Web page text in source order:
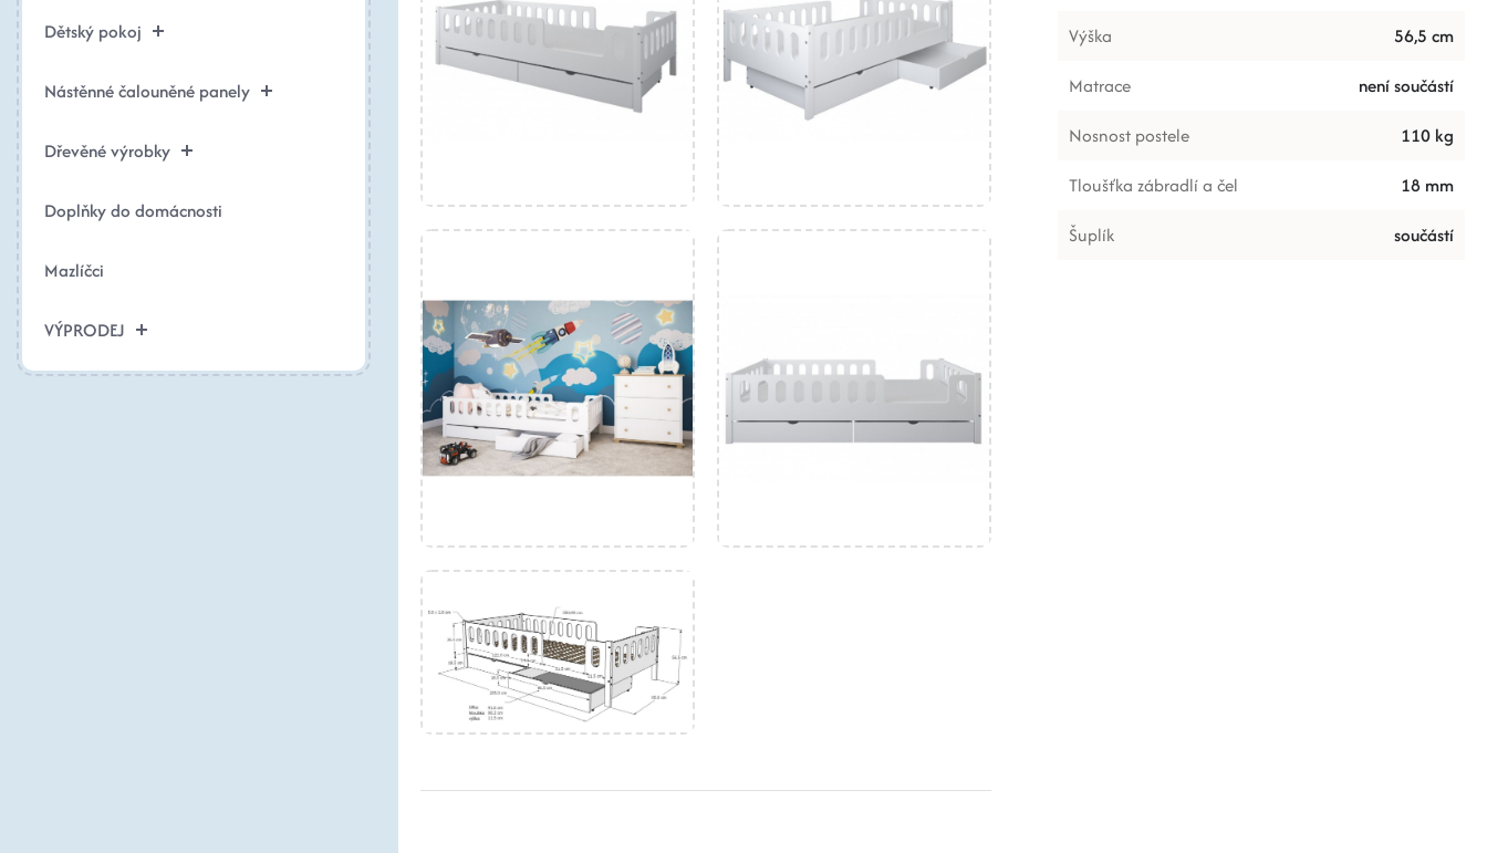
Dětský pokoj
Nástěnné čalouněné panely
Dřevěné výrobky
Doplňky do domácnosti
Mazlíčci
VÝPRODEJ
Výška
56,5 cm
Matrace
není součástí
Nosnost postele
110 kg
Tloušťka zábradlí a čel
18 mm
Šuplík
součástí